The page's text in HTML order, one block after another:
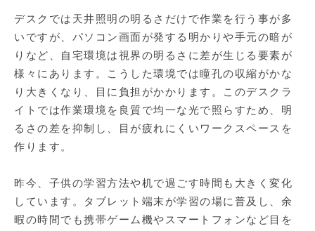
デスクでは天井照明の明るさだけで作業を行う事が多
いですが、パソコン画面が発する明かりや手元の暗が
りなど、自宅環境は視界の明るさに差が生じる要素が
様々にあります。こうした環境では瞳孔の収縮がかな
り大きくなり、目に負担がかかります。このデスクラ
イトでは作業環境を良質で均一な光で照らすため、明
るさの差を抑制し、目が疲れにくいワークスペースを
作ります。
昨今、子供の学習方法や机で過ごす時間も大きく変化
しています。タブレット端末が学習の場に普及し、余
暇の時間でも携帯ゲーム機やスマートフォンなど目を